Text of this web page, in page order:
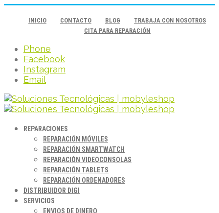
INICIO CONTACTO BLOG
TRABAJA CON NOSOTROS
CITA PARA REPARACIÓN
Phone
Facebook
Instagram
Email
REPARACIONES
REPARACIÓN MÓVILES
REPARACIÓN SMARTWATCH
REPARACIÓN VIDEOCONSOLAS
REPARACIÓN TABLETS
REPARACIÓN ORDENADORES
DISTRIBUIDOR DIGI
SERVICIOS
ENVIOS DE DINERO